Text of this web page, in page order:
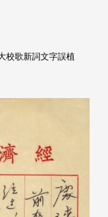
校歌新詞文字誤植